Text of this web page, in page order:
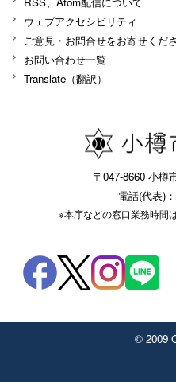
ウェブアクセシビリティ
ご意見・お問合せをお寄せくだ
お問い合わせ一覧
Translate（翻訳）
〒047-8660 小樽
電話(代表)
※本庁などの窓口業務時間
© 2009